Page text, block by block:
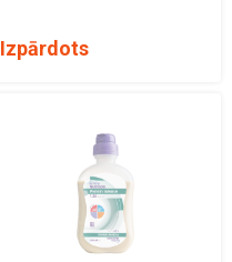
Izpārdots